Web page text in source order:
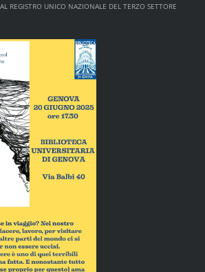
REGISTRO UNICO NAZIONALE DEL TERZO SETTORE